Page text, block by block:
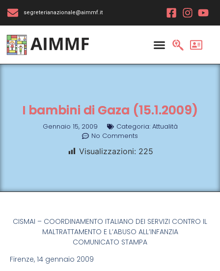
segreterianazionale@aimmf.it
I bambini di Gaza (15.1.2009)
Gennaio 15, 2009 Categoria: Attualità
No Comments
Visualizzazioni: 225
CISMAI – COORDINAMENTO ITALIANO DEI SERVIZI CONTRO IL
MALTRATTAMENTO E L’ABUSO ALL’INFANZIA
COMUNICATO STAMPA
Firenze, 14 gennaio 2009